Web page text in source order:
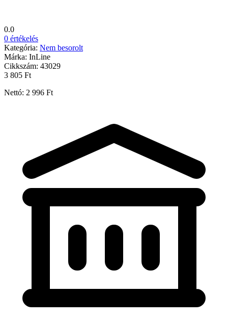
0.0
0 értékelés
Kategória: Nem besorolt
Márka: InLine
Cikkszám: 43029
3 805 Ft
Nettó: 2 996 Ft